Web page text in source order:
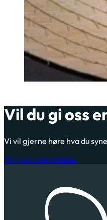
Vil du gi oss
Vi vil gjerne høre hva du
Skriv en anmeldelse